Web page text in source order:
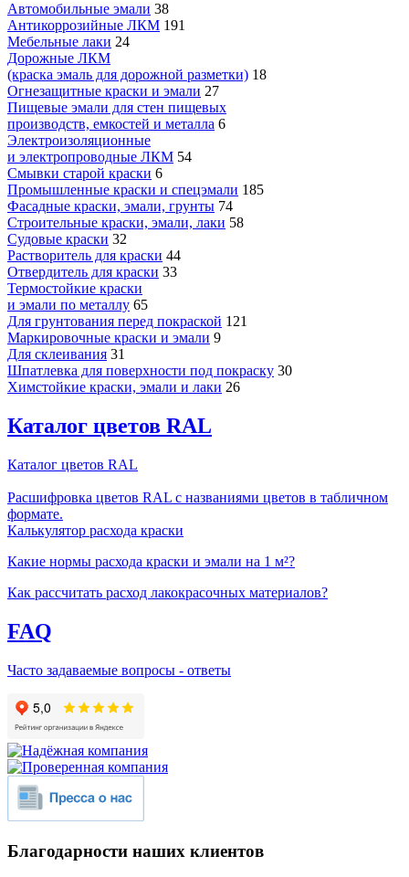
Автомобильные эмали 38
Антикоррозийные ЛКМ 191
Мебельные лаки 24
Дорожные ЛКМ
(краска эмаль для дорожной разметки) 18
Огнезащитные краски и эмали 27
Пищевые эмали для стен пищевых
производств, емкостей и металла 6
Электроизоляционные
и электропроводные ЛКМ 54
Смывки старой краски 6
Промышленные краски и спецэмали 185
Фасадные краски, эмали, грунты 74
Строительные краски, эмали, лаки 58
Судовые краски 32
Растворитель для краски 44
Отвердитель для краски 33
Термостойкие краски
и эмали по металлу 65
Для грунтования перед покраской 121
Маркировочные краски и эмали 9
Для склеивания 31
Шпатлевка для поверхности под покраску 30
Химстойкие краски, эмали и лаки 26
Каталог цветов RAL
Каталог цветов RAL
Расшифровка цветов RAL с названиями цветов в табличном
формате.
Калькулятор расхода краски
Какие нормы расхода краски и эмали на 1 м²?
Как рассчитать расход лакокрасочных материалов?
FAQ
Часто задаваемые вопросы - ответы
Благодарности наших клиентов